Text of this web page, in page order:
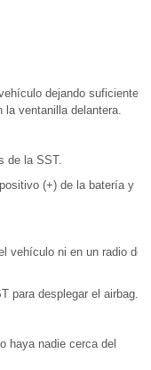
dejando suficiente
la ventanilla delantera.
de la SST.
(+) de la batería y el
vehículo ni en un radio de
para desplegar el airbag.
haya nadie cerca del